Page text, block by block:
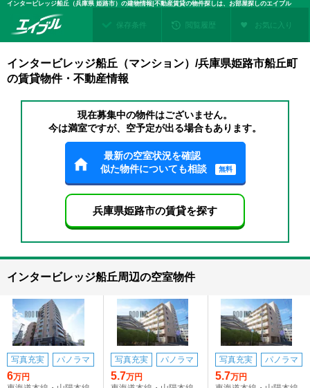
インタービレッジ船丘（兵庫県 姫路市）の建物情報|不動産賃貸の物件探しは、お部屋探しのエイブル
保存条件 閲覧履歴 お気に入り
インタービレッジ船丘（マンション）/兵庫県姫路市船丘町
の賃貸物件・不動産情報
現在募集中の物件はございません。
今は満室ですが、空予定が出る場合もあります。
最新の空室状況を確認
似た物件についても相談
無料
兵庫県姫路市の賃貸を探す
インタービレッジ船丘周辺の空室物件
写真充実 パノラマ
6万円
写真充実 パノラマ
5.7万円
写真充実 パノラマ
5.7万円